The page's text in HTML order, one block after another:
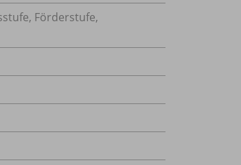
Förderstufe,